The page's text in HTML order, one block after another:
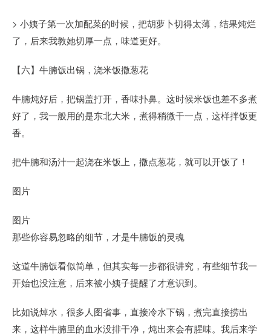
> 小姨子第一次加配菜的时候，把胡萝卜切得太薄，结果炖烂
了，后来我教她切厚一点，味道更好。
【六】牛腩饭出锅，浇米饭撒葱花
牛腩炖好后，把锅盖打开，香味扑鼻。这时候米饭也差不多煮
好了，我一般用的是东北大米，煮得稍微干一点，这样拌饭更
香。
把牛腩和汤汁一起浇在米饭上，撒点葱花，就可以开饭了！
图片
图片
那些你容易忽略的细节，才是牛腩饭的灵魂
这道牛腩饭看似简单，但其实每一步都很讲究，有些细节我一
开始也没注意，后来被小姨子提醒了才意识到。
比如说焯水，很多人图省事，直接冷水下锅，煮完直接捞出
来，这样牛腩里的血水没排干净，炖出来会有腥味。我后来学